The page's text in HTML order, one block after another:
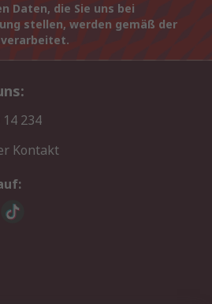
Daten, die Sie uns bei
stellen, werden gemäß der
verarbeitet.
234
Kontakt